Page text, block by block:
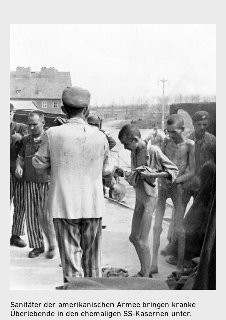
Sanitäter der amerikanischen Armee bringen kranke
Überlebende in den ehemaligen SS-Kasernen unter.